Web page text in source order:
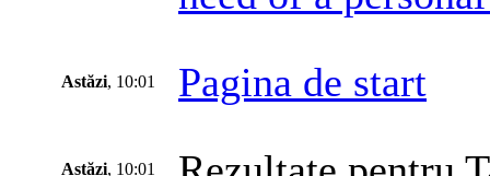
Astăzi, 10:01 Pagina de start
Astăzi, 10:01